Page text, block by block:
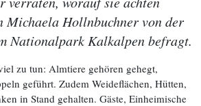
Michaela Hollnbuchner von der
Nationalpark Kalkalpen befragt.
zu tun: Almtiere gehören gehegt,
geführt. Zudem Weideflächen, Hütten,
in Stand gehalten. Gäste, Einheimische